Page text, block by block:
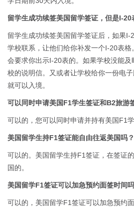
留学生成功续签美国留学签证，但是I-20
留学生成功续签美国留学签证后，如果I-
学校联系，让他们给你补发一个I-20表
会要求你出示I-20表的。如果学校没能
校的说明信。又或者让学校给你一份电
就可以入境。
可以同时申请美国F1学生签证和B2旅游
可以的，您可以同时申请并持有美国F1
美国留学生持F1签证能自由往返美国吗？
可以的。美国留学生持F1签证，在签证
国的。
美国留学F1签证可以加急预约面签时间
可以的，美国留学F1签证可以加急预约